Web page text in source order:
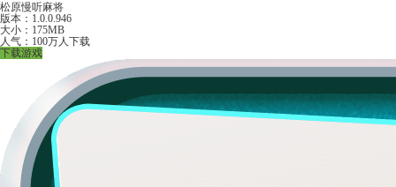
松原慢听麻将
版本：1.0.0.946
大小：175MB
人气：100万人下载
下载游戏